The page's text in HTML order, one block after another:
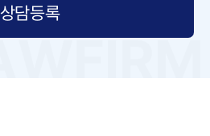
상담등록